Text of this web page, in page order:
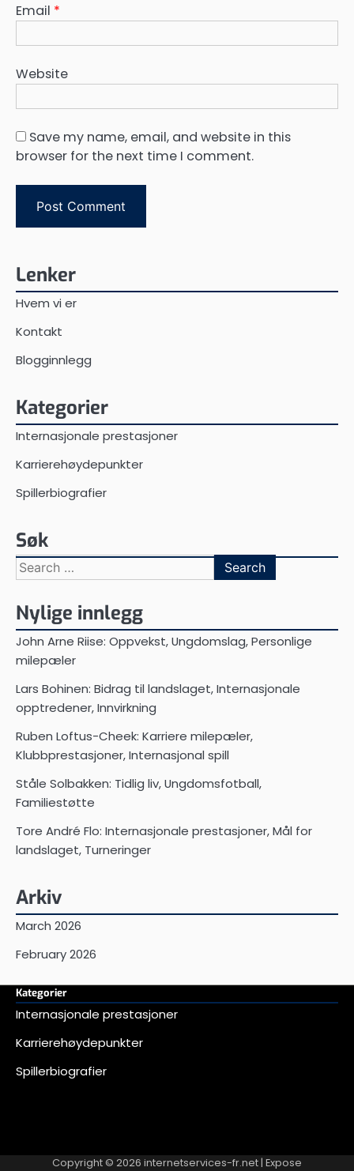
Email *
Website
Save my name, email, and website in this
browser for the next time I comment.
Lenker
Hvem vi er
Kontakt
Blogginnlegg
Kategorier
Internasjonale prestasjoner
Karrierehøydepunkter
Spillerbiografier
Søk
Search
for:
Nylige innlegg
John Arne Riise: Oppvekst, Ungdomslag, Personlige
milepæler
Lars Bohinen: Bidrag til landslaget, Internasjonale
opptredener, Innvirkning
Ruben Loftus-Cheek: Karriere milepæler,
Klubbprestasjoner, Internasjonal spill
Ståle Solbakken: Tidlig liv, Ungdomsfotball,
Familiestøtte
Tore André Flo: Internasjonale prestasjoner, Mål for
landslaget, Turneringer
Arkiv
March 2026
February 2026
Kategorier
Internasjonale prestasjoner
Karrierehøydepunkter
Spillerbiografier
Copyright © 2026 internetservices-fr.net | Expose